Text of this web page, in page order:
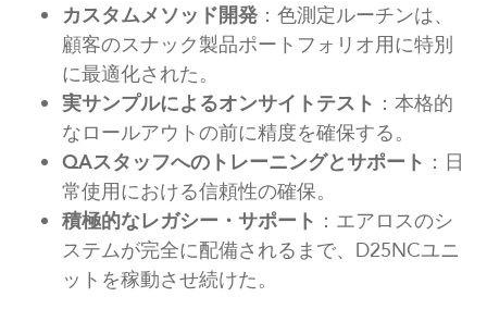
カスタムメソッド開発 ：色測定ルーチンは、
顧客のスナック製品ポートフォリオ用に特別
に最適化された。
実サンプルによるオンサイトテスト ：本格的
なロールアウトの前に精度を確保する。
QAスタッフへのトレーニングとサポート ：日
常使用における信頼性の確保。
積極的なレガシー・サポート ：エアロスのシ
ステムが完全に配備されるまで、D25NCユニ
ットを稼動させ続けた。